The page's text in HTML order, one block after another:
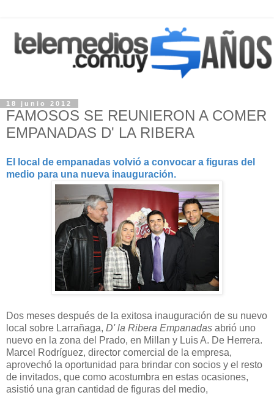
18 junio 2012
FAMOSOS SE REUNIERON A COMER
EMPANADAS D' LA RIBERA
El local de empanadas volvió a convocar a figuras del
medio para una nueva inauguración.
Dos meses después de la exitosa inauguración de su nuevo
local sobre Larrañaga, D' la Ribera Empanadas abrió uno
nuevo en la zona del Prado, en Millan y Luis A. De Herrera.
Marcel Rodríguez, director comercial de la empresa,
aprovechó la oportunidad para brindar con socios y el resto
de invitados, que como acostumbra en estas ocasiones,
asistió una gran cantidad de figuras del medio,